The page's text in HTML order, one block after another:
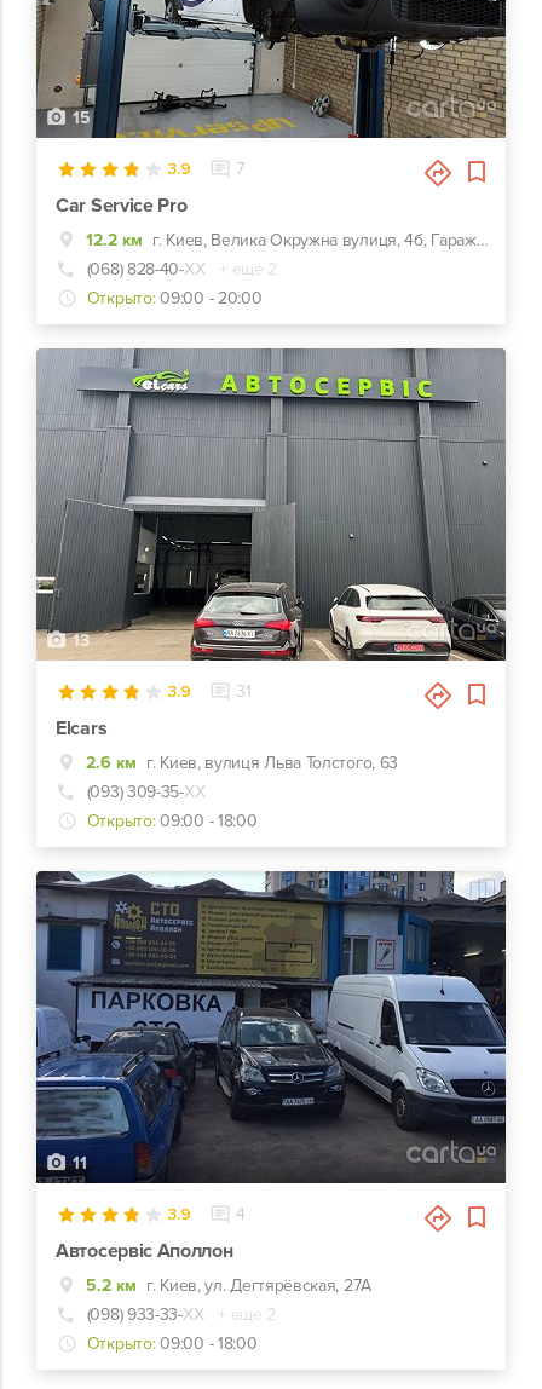
15
3.9 7
Car Service Pro
12.2 км
г. Киев, Велика Окружна вулиця, 4б, Гаражный кооператив Березка-2
(068) 828-40-ХХ
+ еще 2
Открыто: 09:00 - 20:00
13
3.9 31
Elcars
2.6 км г. Киев, вулиця Льва Толстого, 63
(093) 309-35-ХХ
Открыто: 09:00 - 18:00
11
3.9 4
Автосервіс Аполлон
5.2 км г. Киев, ул. Дегтярёвская, 27А
(098) 933-33-ХХ
+ еще 2
Открыто: 09:00 - 18:00